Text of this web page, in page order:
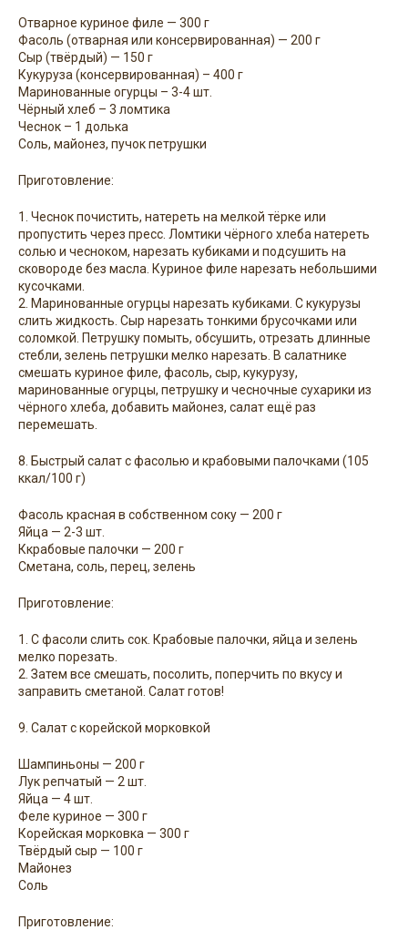
Отварное куриное филе — 300 г
Фасоль (отварная или консервированная) — 200 г
Сыр (твёрдый) — 150 г
Кукуруза (консервированная) – 400 г
Маринованные огурцы – 3-4 шт.
Чёрный хлеб – 3 ломтика
Чеснок – 1 долька
Соль, майонез, пучок петрушки
Приготовление:
1. Чеснок почистить, натереть на мелкой тёрке или
пропустить через пресс. Ломтики чёрного хлеба натереть
солью и чесноком, нарезать кубиками и подсушить на
сковороде без масла. Куриное филе нарезать небольшими
кусочками.
2. Маринованные огурцы нарезать кубиками. С кукурузы
слить жидкость. Сыр нарезать тонкими брусочками или
соломкой. Петрушку помыть, обсушить, отрезать длинные
стебли, зелень петрушки мелко нарезать. В салатнике
смешать куриное филе, фасоль, сыр, кукурузу,
маринованные огурцы, петрушку и чесночные сухарики из
чёрного хлеба, добавить майонез, салат ещё раз
перемешать.
8. Быстрый салат с фасолью и крабовыми палочками (105
ккал/100 г)
Фасоль красная в собственном соку — 200 г
Яйца — 2-3 шт.
Ккрабовые палочки — 200 г
Сметана, соль, перец, зелень
Приготовление:
1. С фасоли слить сок. Крабовые палочки, яйца и зелень
мелко порезать.
2. Затем все смешать, посолить, поперчить по вкусу и
заправить сметаной. Салат готов!
9. Салат с корейской морковкой
Шампиньоны — 200 г
Лук репчатый — 2 шт.
Яйца — 4 шт.
Феле куриное — 300 г
Корейская морковка — 300 г
Твёрдый сыр — 100 г
Майонез
Соль
Приготовление: